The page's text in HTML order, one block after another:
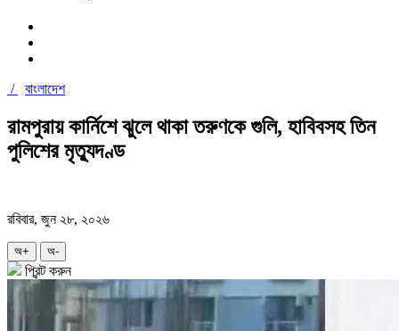
/ বাংলাদেশ
রামপুরায় কার্নিশে ঝুলে থাকা তরুণকে গুলি, হাবিবসহ তিন
পুলিশের মৃত্যুদণ্ড
রবিবার, জুন ২৮, ২০২৬
অ+ অ-
প্রিন্ট করুন